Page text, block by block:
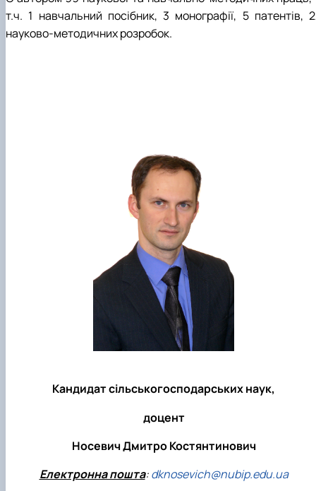
т.ч. 1 навчальний посібник, 3 монографії, 5 патентів,
науково-методичних розробок.
Кандидат сільськогосподарських наук,
доцент
Носевич Дмитро Костянтинович
Електронна пошта:dknosevich@nubip.edu.ua